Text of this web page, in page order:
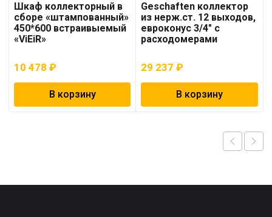
Шкаф коллекторный в
сборе «штампованный»
450*600 встраивыемый
«ViEiR»
10 478 ₽
В корзину
Geschaften коллектор
из нерж.ст. 12 выходов,
евроконус 3/4″ с
расходомерами
29 237₽
В корзину